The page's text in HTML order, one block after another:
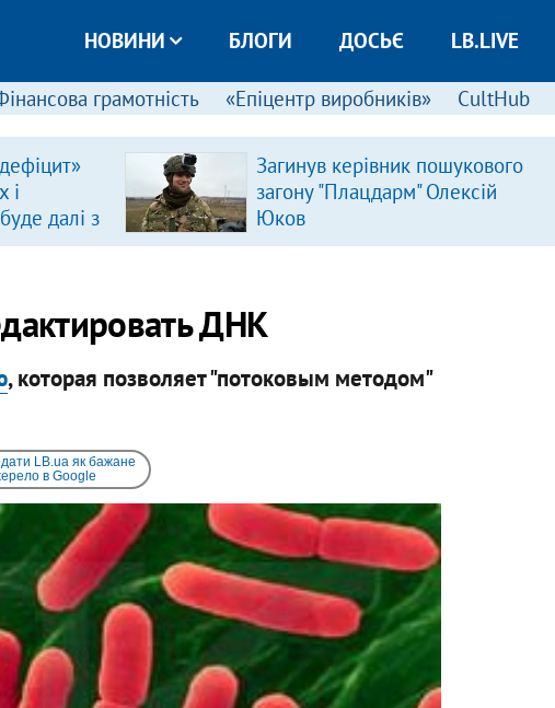
НОВИНИ БЛОГИ ДОСЬЄ LB.LIVE
грамотність «Епіцентр виробників» CultHub
і
далі з
Загинув керівник пошукового
загону "Плацдарм" Олексій
Юков
ДНК
, которая позволяет "потоковым методом"
LB.ua як бажане
в Google